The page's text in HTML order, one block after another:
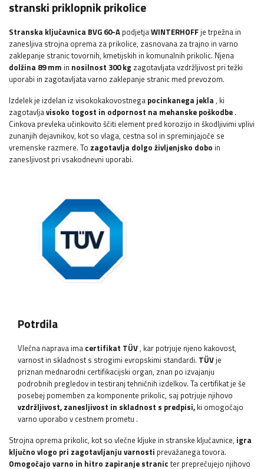
stranski priklopnik prikolice
Stranska ključavnica BVG 60-A podjetjaWINTERHOFFje trpežna in
zanesljiva strojna oprema za prikolice, zasnovana za trajno in varno
zaklepanje stranic tovornih, kmetijskih in komunalnih prikolic. Njena
dolžina 89 mm in nosilnost 300 kg zagotavljata vzdržljivost pri težki
uporabi in zagotavljata varno zaklepanje stranic med prevozom.
Izdelek je izdelan iz visokokakovostnega pocinkanega jekla, ki
zagotavljavisoko togost in odpornost na mehanske poškodbe .
Cinkova prevleka učinkovito ščiti element pred korozijo in škodljivimi vplivi
zunanjih dejavnikov, kot so vlaga, cestna sol in spreminjajoče se
vremenske razmere. To zagotavlja dolgo življenjsko dobo in
zanesljivost pri vsakodnevni uporabi.
Potrdila
Vlečna naprava ima certifikat TÜV, kar potrjuje njeno kakovost,
varnost in skladnost s strogimi evropskimi standardi. TÜVje
priznan mednarodni certifikacijski organ, znan po izvajanju
podrobnih pregledov in testiranj tehničnih izdelkov. Ta certifikat je še
posebej pomemben za komponente prikolic, saj potrjuje njihovo
vzdržljivost, zanesljivost in skladnost s predpisi, ki omogočajo
varno uporabo v cestnem prometu .
Strojna oprema prikolic, kot so vlečne kljuke in stranske ključavnice, igra
ključno vlogo pri zagotavljanju varnosti prevažanega tovora.
Omogočajo varno in hitro zapiranje stranic ter preprečujejo njihovo